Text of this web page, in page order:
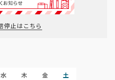
停止はこちら
水 木 金
土